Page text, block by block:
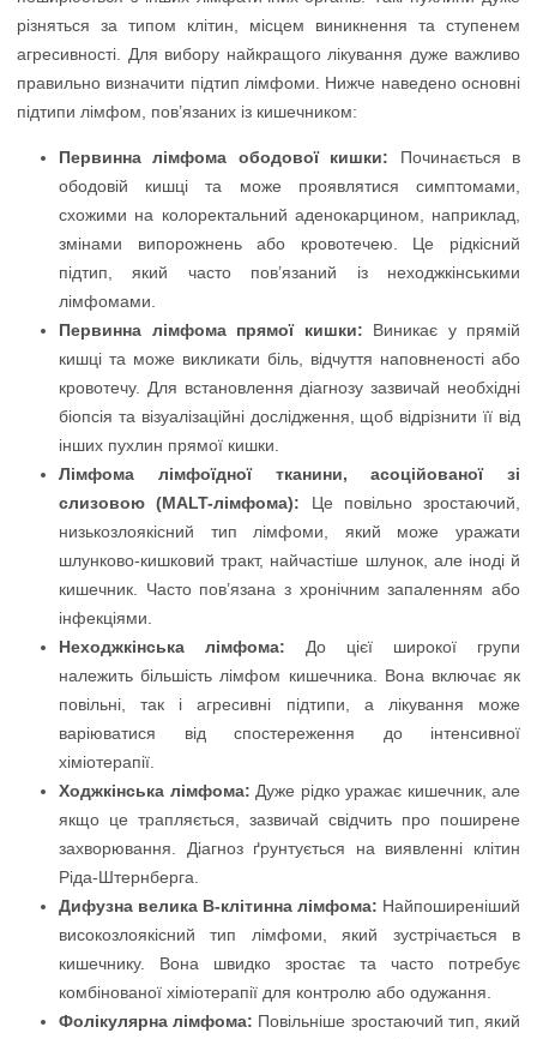
різняться за типом клітин, місцем виникнення та ступенем
агресивності. Для вибору найкращого лікування дуже важливо
правильно визначити підтип лімфоми. Нижче наведено основні
підтипи лімфом, пов’язаних із кишечником:
Первинна лімфома ободової кишки: Починається в
ободовій кишці та може проявлятися симптомами,
схожими на колоректальний аденокарцином, наприклад,
змінами випорожнень або кровотечею. Це рідкісний
підтип, який часто пов’язаний із неходжкінськими
лімфомами.
Первинна лімфома прямої кишки: Виникає у прямій
кишці та може викликати біль, відчуття наповненості або
кровотечу. Для встановлення діагнозу зазвичай необхідні
біопсія та візуалізаційні дослідження, щоб відрізнити її від
інших пухлин прямої кишки.
Лімфома лімфоїдної тканини, асоційованої зі
слизовою (MALT-лімфома): Це повільно зростаючий,
низькозлоякісний тип лімфоми, який може уражати
шлунково-кишковий тракт, найчастіше шлунок, але іноді й
кишечник. Часто пов’язана з хронічним запаленням або
інфекціями.
Неходжкінська лімфома: До цієї широкої групи
належить більшість лімфом кишечника. Вона включає як
повільні, так і агресивні підтипи, а лікування може
варіюватися від спостереження до інтенсивної
хіміотерапії.
Ходжкінська лімфома: Дуже рідко уражає кишечник, але
якщо це трапляється, зазвичай свідчить про поширене
захворювання. Діагноз ґрунтується на виявленні клітин
Ріда-Штернберга.
Дифузна велика B-клітинна лімфома: Найпоширеніший
високозлоякісний тип лімфоми, який зустрічається в
кишечнику. Вона швидко зростає та часто потребує
комбінованої хіміотерапії для контролю або одужання.
Фолікулярна лімфома: Повільніше зростаючий тип, який